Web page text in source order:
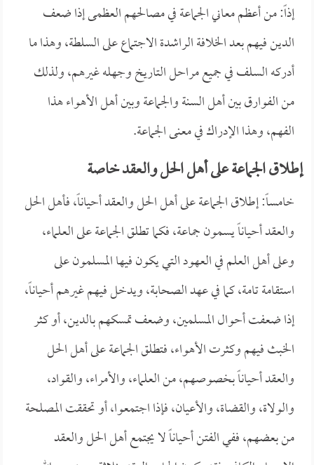
إذاً: من أعظم معاني الجماعة في مصالحهم العظمى إذا ضعف
الدين فيهم بعد الخلافة الراشدة الاجتماع على السلطة، وهذا ما
أدركه السلف في جميع مراحل التاريخ وجهله غيرهم، ولذلك
من الفوارق بين أهل السنة والجماعة وبين أهل الأهواء هذا
الفهم، وهذا الإدراك في معنى الجماعة.
إطلاق الجماعة على أهل الحل والعقد خاصة
خامساً: إطلاق الجماعة على أهل الحل والعقد أحياناً، فأهل الحل
والعقد أحياناً يسمون جماعة، فكما تطلق الجماعة على العلماء،
وعلى أهل العلم في العهود التي يكون فيها المسلمون على
استقامة تامة، كما في عهد الصحابة، ويدخل فيهم غيرهم أحياناً،
إذا ضعفت أحوال المسلمين، وضعف تمسكهم بالدين، أو كثر
الخبث فيهم وكثرت الأهواء، فتطلق الجماعة على أهل الحل
والعقد أحياناً بخصوصهم، من العلماء، والأمراء، والقواد،
والولاة، والقضاة، والأعيان، فإذا اجتمعوا، أو تحققت المصلحة
من بعضهم، ففي الفتن أحياناً لا يجتمع أهل الحل والعقد